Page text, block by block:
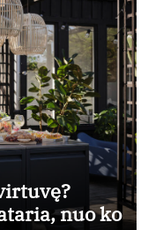
nuo ko